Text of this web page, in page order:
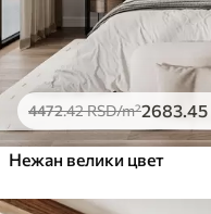
4472.42RSD/m²2683 .45
Нежан велики цвет